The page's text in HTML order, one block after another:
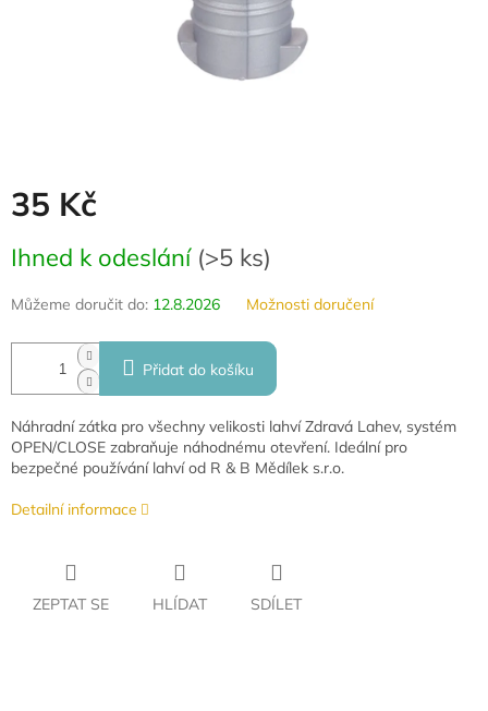
35 Kč
cena:
Ihned k odeslání (>5 ks)
Můžeme doručit do: 12.8.2026 Možnosti doručení
Přidat do košíku
Náhradní zátka pro všechny velikosti lahví Zdravá Lahev, systém
OPEN/CLOSE zabraňuje náhodnému otevření. Ideální pro
bezpečné používání lahví od R & B Mědílek s.r.o.
Detailní informace
ZEPTAT SE HLÍDAT SDÍLET